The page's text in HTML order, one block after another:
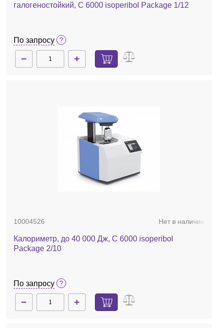
галогеностойкий, C 6000 isoperibol Package 1/12
По запросу
10004526 Нет в наличии
Калориметр, до 40 000 Дж, C 6000 isoperibol
Package 2/10
По запросу